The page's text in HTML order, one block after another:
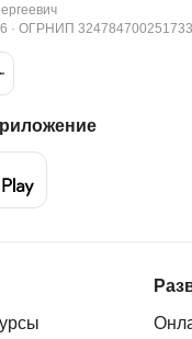
· ОГРНИП 324784700251733